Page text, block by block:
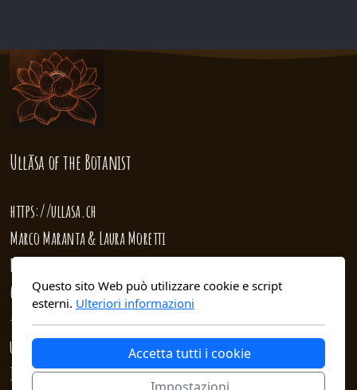
Ullāsaof the Botanist
https://ullasa.ch
Marco Maranta & Laura Moretti
El Rïaa 11
6513 Monte Carasso
+41765145912
ullasa@ullasa.ch
IBAN: CH04 0840 1000 0797 3230 5
Questo sito Web può utilizzare cookie e script
esterni. Ulteriori informazioni
Accetta tutti i cookie